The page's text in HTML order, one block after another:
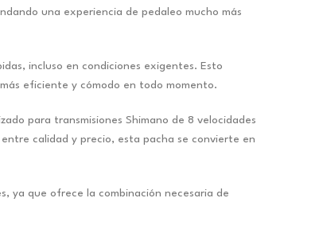
una experiencia de pedaleo mucho más
incluso en condiciones exigentes. Esto
eficiente y cómodo en todo momento.
para transmisiones Shimano de 8 velocidades
calidad y precio, esta pacha se convierte en
ya que ofrece la combinación necesaria de